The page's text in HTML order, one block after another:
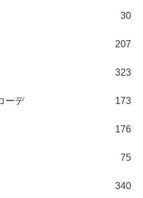
30
207
323
ーデ 173
176
75
340